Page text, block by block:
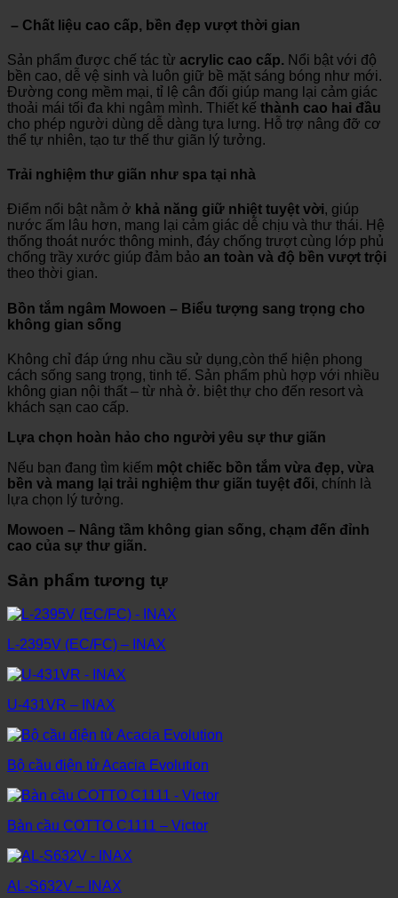
– Chất liệu cao cấp, bền đẹp vượt thời gian
Sản phẩm được chế tác từ acrylic cao cấp. Nổi bật với độ
bền cao, dễ vệ sinh và luôn giữ bề mặt sáng bóng như mới.
Đường cong mềm mại, tỉ lệ cân đối giúp mang lại cảm giác
thoải mái tối đa khi ngâm mình. Thiết kế thành cao hai đầu
cho phép người dùng dễ dàng tựa lưng. Hỗ trợ nâng đỡ cơ
thể tự nhiên, tạo tư thế thư giãn lý tưởng.
Trải nghiệm thư giãn như spa tại nhà
Điểm nổi bật nằm ở khả năng giữ nhiệt tuyệt vời, giúp
nước ấm lâu hơn, mang lại cảm giác dễ chịu và thư thái. Hệ
thống thoát nước thông minh, đáy chống trượt cùng lớp phủ
chống trầy xước giúp đảm bảo an toàn và độ bền vượt trội
theo thời gian.
Bồn tắm ngâm Mowoen – Biểu tượng sang trọng cho
không gian sống
Không chỉ đáp ứng nhu cầu sử dụng,còn thể hiện phong
cách sống sang trọng, tinh tế. Sản phẩm phù hợp với nhiều
không gian nội thất – từ nhà ở. biệt thự cho đến resort và
khách sạn cao cấp.
Lựa chọn hoàn hảo cho người yêu sự thư giãn
Nếu bạn đang tìm kiếm một chiếc bồn tắm vừa đẹp, vừa
bền và mang lại trải nghiệm thư giãn tuyệt đối, chính là
lựa chọn lý tưởng.
Mowoen – Nâng tầm không gian sống, chạm đến đỉnh
cao của sự thư giãn.
Sản phẩm tương tự
L-2395V (EC/FC) – INAX
U-431VR – INAX
Bộ cầu điện tử Acacia Evolution
Bàn cầu COTTO C1111 – Victor
AL-S632V – INAX